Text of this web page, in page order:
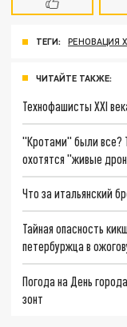
ТЕГИ: РЕНОВАЦИЯ
ЧИТАЙТЕ ТАКЖЕ:
Технофашисты XXI
"Кротами" были все?
охотятся "живые
Что за итальянский
Тайная опасность
петербуржца в
Погода на День
зонт